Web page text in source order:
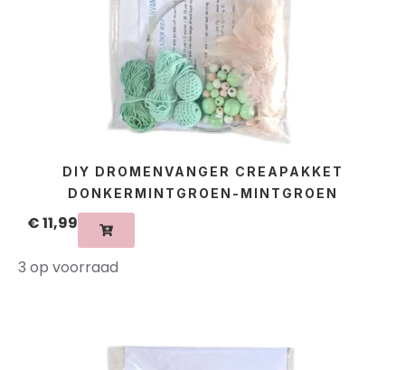
DIY DROMENVANGER CREAPAKKET
DONKERMINTGROEN-MINTGROEN
€11,99
3 op voorraad